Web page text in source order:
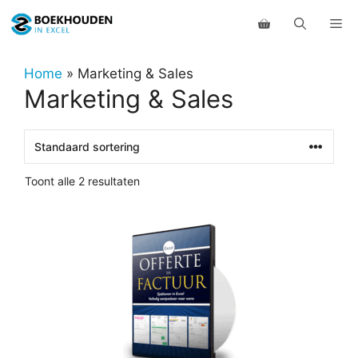
naar
inhoudHome » Marketing & Sales
Marketing & Sales
Toont alle 2 resultaten